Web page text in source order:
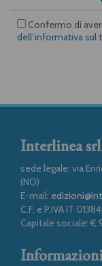
Confermo di
dell’informativa
Interlinea
sede legale: via
(NO)
E-mail:
C.F. e P.IVA IT
Capitale sociale: €